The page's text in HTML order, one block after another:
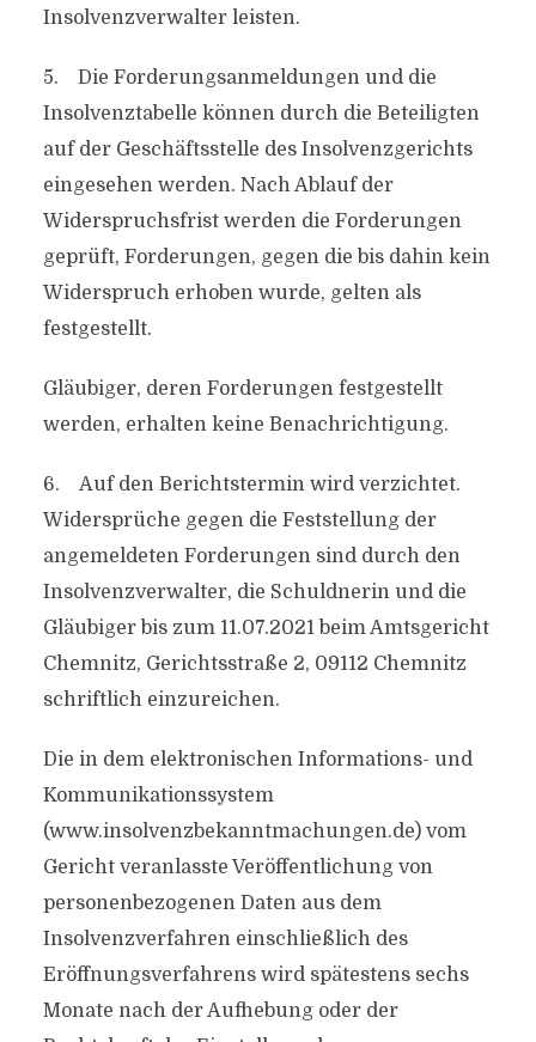
Insolvenzverwalter leisten.
5. Die Forderungsanmeldungen und die
Insolvenztabelle können durch die Beteiligten
auf der Geschäftsstelle des Insolvenzgerichts
eingesehen werden. Nach Ablauf der
Widerspruchsfrist werden die Forderungen
geprüft, Forderungen, gegen die bis dahin kein
Widerspruch erhoben wurde, gelten als
festgestellt.
Gläubiger, deren Forderungen festgestellt
werden, erhalten keine Benachrichtigung.
6. Auf den Berichtstermin wird verzichtet.
Widersprüche gegen die Feststellung der
angemeldeten Forderungen sind durch den
Insolvenzverwalter, die Schuldnerin und die
Gläubiger bis zum 11.07.2021 beim Amtsgericht
Chemnitz, Gerichtsstraße 2, 09112 Chemnitz
schriftlich einzureichen.
Die in dem elektronischen Informations- und
Kommunikationssystem
(www.insolvenzbekanntmachungen.de) vom
Gericht veranlasste Veröffentlichung von
personenbezogenen Daten aus dem
Insolvenzverfahren einschließlich des
Eröffnungsverfahrens wird spätestens sechs
Monate nach der Aufhebung oder der